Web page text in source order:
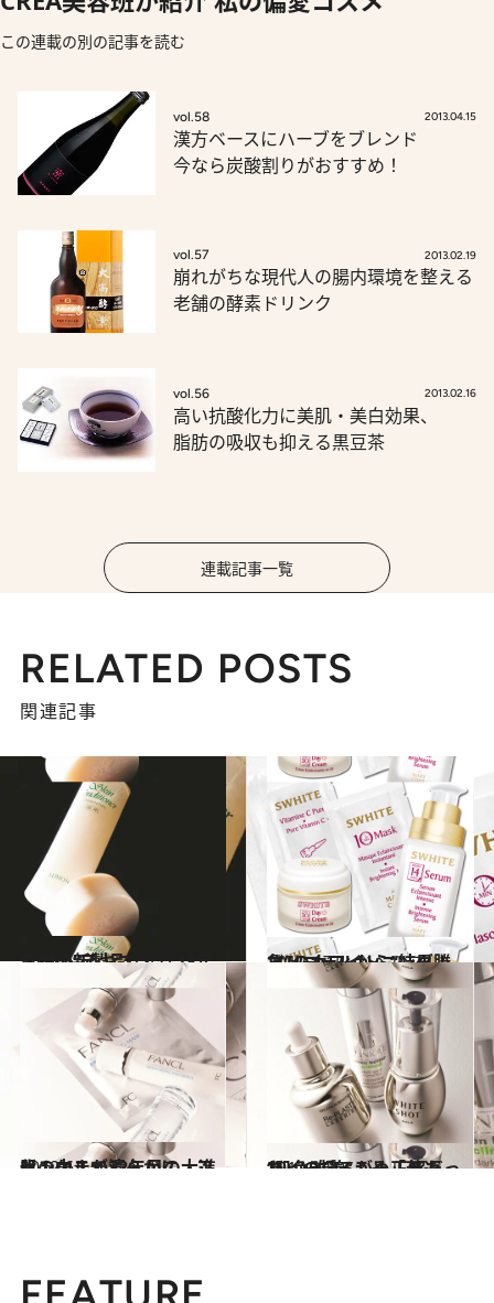
この連載の別の記事を読む
vol.58 2013.04.15
漢方ベースにハーブをブレンド
今なら炭酸割りがおすすめ！
vol.57 2013.02.19
崩れがちな現代人の腸内環境を整える
老舗の酵素ドリンク
vol.56 2013.02.16
高い抗酸化力に美肌・美白効果、
脂肪の吸収も抑える黒豆茶
連載記事一覧
RELATED POSTS
関連記事
2012.6.16
伝説の“スキコン”に18年ぶりの新製品
ビューティ＆ヘルス 2012.4.15
マリコールから“結果勝負”のホワイトニング！
ビューティ＆ヘルス
2012.6.1
肌の中まで清らかに ファンケルが32年目の大進化！
ビューティ＆ヘルス 2012.2.20
“肌色改善”こそ「若返り」の揺るがぬ正解だった
ビューティ＆ヘルス